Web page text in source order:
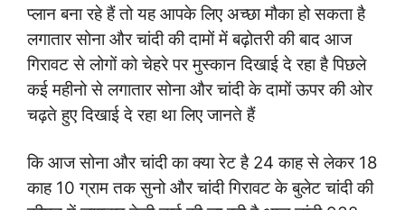
प्लान बना रहे हैं तो यह आपके लिए अच्छा मौका हो सकता है
लगातार सोना और चांदी की दामों में बढ़ोतरी की बाद आज
गिरावट से लोगों को चेहरे पर मुस्कान दिखाई दे रहा है पिछले
कई महीनो से लगातार सोना और चांदी के दामों ऊपर की ओर
चढ़ते हुए दिखाई दे रहा था लिए जानते हैं
कि आज सोना और चांदी का क्या रेट है 24 काह से लेकर 18
काह 10 ग्राम तक सुनो और चांदी गिरावट के बुलेट चांदी की